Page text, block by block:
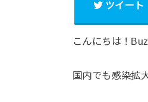
ツイート
こんにちは！
国内でも感染拡